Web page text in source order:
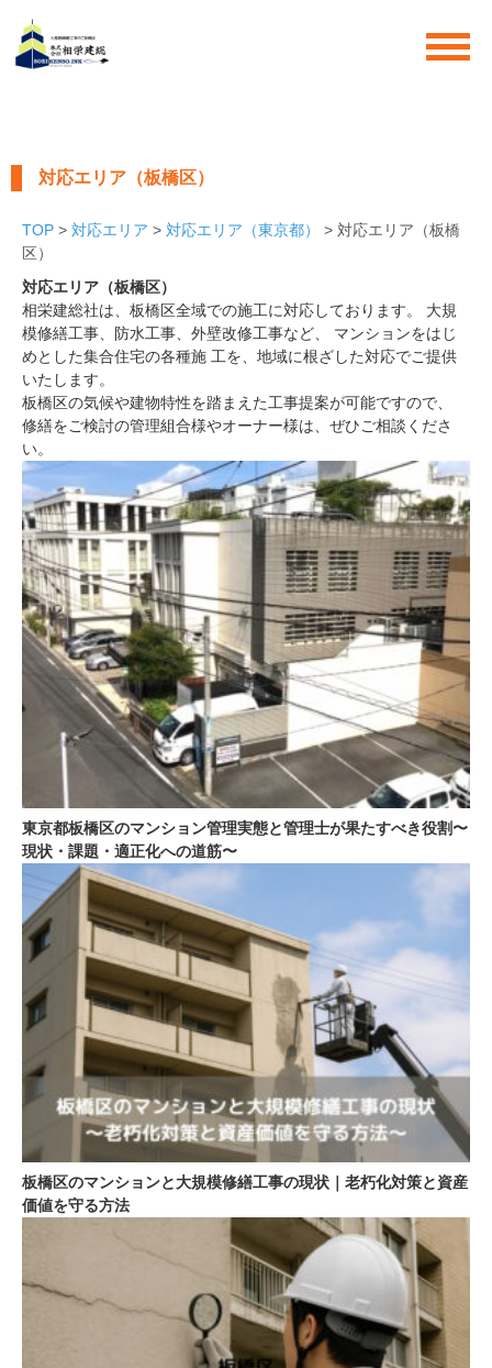
対応エリア（板橋区）
TOP > 対応エリア > 対応エリア（東京都）
> 対応エリア（板橋
区）
対応エリア（板橋区）
相栄建総社は、板橋区全域での施工に対応しております。 大規
模修繕工事、防水工事、外壁改修工事など、 マンションをはじ
めとした集合住宅の各種施 工を、地域に根ざした対応でご提供
いたします。
板橋区の気候や建物特性を踏まえた工事提案が可能ですので、
修繕をご検討の管理組合様やオーナー様は、ぜひご相談くださ
い。
東京都板橋区のマンション管理実態と管理士が果たすべき役割〜
現状・課題・適正化への道筋〜
板橋区のマンションと大規模修繕工事の現状｜老朽化対策と資産
価値を守る方法